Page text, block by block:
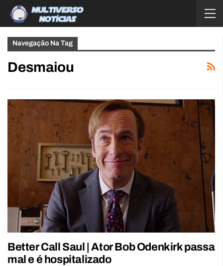
Navegação Na Tag
Desmaiou
Better Call Saul | Ator Bob Odenkirk passa
mal e é hospitalizado